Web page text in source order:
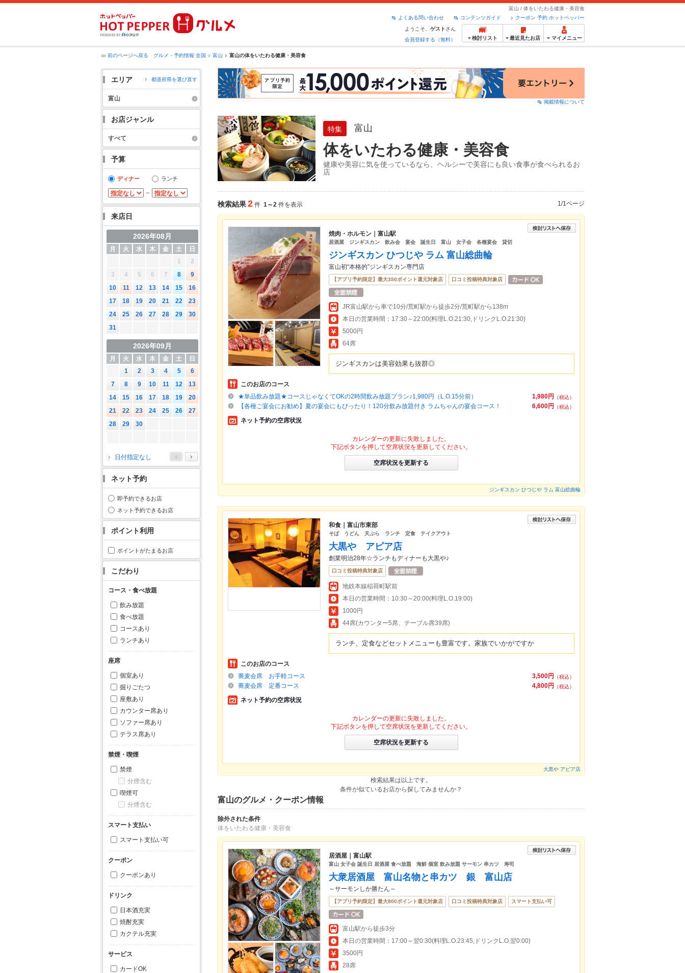
富山 / 体をいたわる健康・美容食
クーポン 予約 ホットペッパー
コンテンツガイド
よくある問い合わせ
ようこそ、 ゲスト さん
会員登録する（無料）
検討リスト 最近見たお店 マイメニュー
前のページへ戻る グルメ・予約情報 全国 富山 富山の体をいたわる健康・美容食
エリア 都道府県を選び直す
富山
お店ジャンル
すべて
予算
ディナー ランチ
～
来店日
2026年08月
月 火 水 木 金 土
日
1
2
3
4 5 6 7 8
9
10
11 12 13 14 15
16
17
18 19 20 21 22
23
24
25 26 27 28 29
30
31
2026年09月
月 火 水 木 金 土
日
1
2 3 4 5
6
7
8 9 10 11 12
13
14
15 16 17 18 19
20
21
22 23 24 25 26
27
28
29 30
2026年10月
月 火 水 木 金 土
日
5
12
14 15 16
19
20 21 22 23 24
25
26
27 28 29
日付指定なし
ネット予約
即予約できるお店
ネット予約できるお店
ポイント利用
ポイントがたまるお店
こだわり
コース・食べ放題
飲み放題
食べ放題
コースあり
ランチあり
座席
個室あり
掘りごたつ
座敷あり
カウンター席あり
ソファー席あり
テラス席あり
禁煙・喫煙
禁煙
分煙含む
喫煙可
分煙含む
スマート支払い
スマート支払い可
クーポン
クーポンあり
ドリンク
日本酒充実
焼酎充実
カクテル充実
サービス
カードOK
掲載情報について
特集 富山
体をいたわる健康・美容食
健康や美容に気を使っているなら、ヘルシーで美容にも良い食事が食べられるお
店
検索結果2 件 1～2 件を表示 1/1ページ
焼肉・ホルモン｜富山駅
居酒屋 ジンギスカン 飲み会 宴会 誕生日 富山 女子会 各種宴会 貸切
ジンギスカン ひつじや ラム 富山総曲輪
富山初“本格的”ジンギスカン専門店
【アプリ予約限定】最大350ポイント還元対象店 口コミ投稿特典対象店
JR富山駅から車で10分/荒町駅から徒歩2分/荒町駅から138m
本日の営業時間：17:30～22:00(料理L.O.21:30,ドリンクL.O.21:30)
5000円
64席
ジンギスカンは美容効果も抜群◎
このお店のコース
1,980円
（税込）
★単品飲み放題★コースじゃなくてOKの2時間飲み放題プラン♪1,980円（L.O.15分前）
6,600円
（税込）
【各種ご宴会にお勧め】夏の宴会にもぴったり！120分飲み放題付き ラムちゃんの宴会コース！
ネット予約の空席状況
カレンダーの更新に失敗しました。
下記ボタンを押して空席状況を更新してください。
空席状況を更新する
ジンギスカン ひつじや ラム 富山総曲輪
和食｜富山市東部
そば うどん 天ぷら ランチ 定食 テイクアウト
大黒や アピア店
創業明治28年☆ランチもディナーも大黒や♪
口コミ投稿特典対象店
地鉄本線稲荷町駅前
本日の営業時間：10:30～20:00(料理L.O.19:00)
1000円
44席(カウンター5席、テーブル席39席)
ランチ、定食などセットメニューも豊富です。家族でいかがですか
このお店のコース
3,500円
（税込）
蕎麦会席 お手軽コース
4,800円
（税込）
蕎麦会席 定番コース
ネット予約の空席状況
カレンダーの更新に失敗しました。
下記ボタンを押して空席状況を更新してください。
空席状況を更新する
大黒や アピア店
検索結果は以上です。
条件が似ているお店から探してみませんか？
富山のグルメ・クーポン情報
除外された条件
体をいたわる健康・美容食
居酒屋｜富山駅
富山 女子会 誕生日 居酒屋 食べ放題 海鮮 個室 飲み放題 サーモン 串カツ 寿司
大衆居酒屋 富山名物と串カツ 銀 富山店
～サーモンしか勝たん～
【アプリ予約限定】最大800ポイント還元対象店 口コミ投稿特典対象店 スマート支払い可
富山駅から徒歩3分
本日の営業時間：17:00～翌0:30(料理L.O.23:45,ドリンクL.O.翌0:00)
3500円
28席